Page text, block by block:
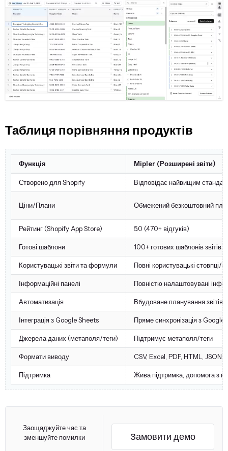
Таблиця порівняння продуктів
Функція Mipler (Розширені звіти)
Створено для Shopify Відповідає найвищим
Ціни/Плани Обмежений безкоштовний
Рейтинг (Shopify App Store) 5.0 (470+ відгуків)
Готові шаблони 100+ готових шаблонів звітів
Користувацькі звіти та формули Повні користувацькі стовпці/
Інформаційні панелі Повністю налаштовувані
Автоматизація Вбудоване планування
Інтеграція з Google Sheets Пряме синхронізація з Google
Джерела даних (метаполя/теги) Підтримує метаполя/теги
Формати виводу CSV, Excel, PDF, HTML, JSON
Підтримка Жива підтримка, допомога з
Заощаджуйте час та
зменшуйте помилки
Замовити демо